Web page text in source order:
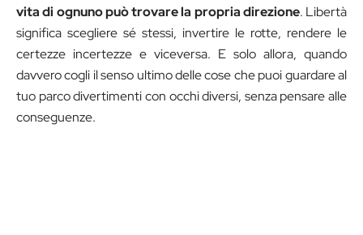
vita di ognuno può trovare la propria direzione. Libertà
significa scegliere sé stessi, invertire le rotte, rendere le
certezze incertezze e viceversa. E solo allora, quando
davvero cogli il senso ultimo delle cose che puoi guardare al
tuo parco divertimenti con occhi diversi, senza pensare alle
conseguenze.